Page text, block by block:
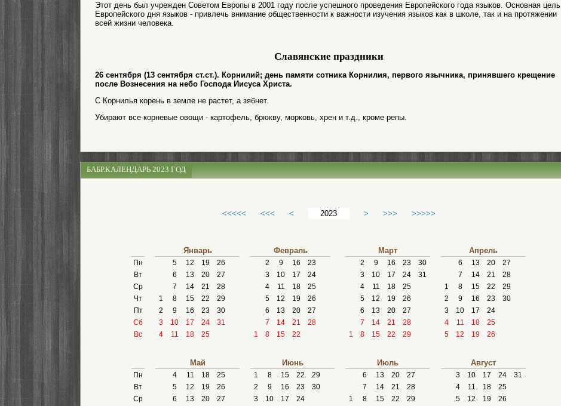
Этот день был учрежден Советом Европы в 2001 году после успешного проведения Европейского года языков. Основная цель
Европейского дня языков - привлечь внимание общественности к важности изучения языков как в школе, так и на протяжении
всей жизни человека.
Славянские праздники
26 сентября (13 сентября ст.ст.). Корнилий; день памяти сотника Корнилия, первого язычника, принявшего крещение
после Вознесения на небо Господа Иисуса Христа.
С Корнилья корень в земле не растет, а зябнет.
Убирают все корневые овощи - картофель, брюкву, морковь, хрен и т.д., кроме репы.
БАБР.КАЛЕНДАРЬ 2023 ГОД
<<<<< <<< < > >>> >>>>>
Пн
Вт
Ср
Чт
Пт
Сб
Вс
Январь
5 12 19
26
6
13 20
27
7
14 21
28
1
8 15 22
29
2
9 16 23
30
3
10 17 24
31
4
11 18 25
Февраль
2 9 16
23
3
10 17
24
4
11 18
25
5
12 19
26
6
13 20
27
7
14 21
28
1
8 15 22
Март
2 9 16 23
30
3
10 17 24
31
4
11 18
25
5
12 19
26
6
13 20
27
7
14 21
28
1
8 15 22 29
Апрель
6 13 20
27
7
14 21
28
1
8 15 22
29
2
9 16 23
30
3
10 17
24
4
11 18
25
5
12 19 26
Пн
Вт
Ср
Май
4 11 18
25
5
12 19
26
6
13 20
27
Июнь
1 8 15 22
29
2
9 16 23
30
3
10 17
24
Июль
6 13 20
27
7
14 21
28
1
8 15 22
29
Август
3 10 17 24
31
4
11 18
25
5
12 19
26